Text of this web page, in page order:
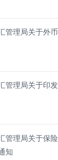
管理局关于外
管理局关于印
管理局关于保
知